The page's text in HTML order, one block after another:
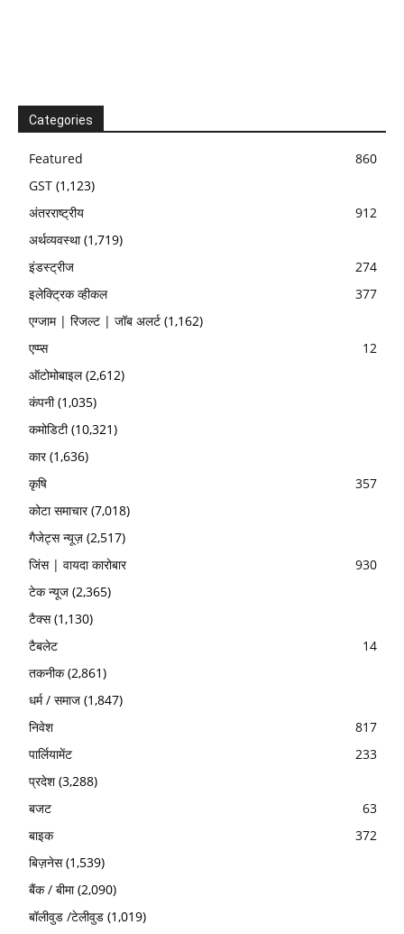
Categories
Featured
860
GST (1,123)
अंतरराष्ट्रीय
912
अर्थव्यवस्था(1,719)
इंडस्ट्रीज
274
इलेक्ट्रिक व्हीकल
377
एग्जाम | रिजल्ट | जॉब अलर्ट (1,162)
एप्प्स
12
ऑटोमोबाइल(2,612)
कंपनी(1,035)
कमोडिटी(10,321)
कार(1,636)
कृषि
357
कोटा समाचार(7,018)
गैजेट्स न्यूज़ (2,517)
जिंस | वायदा कारोबार
930
टेक न्यूज (2,365)
टैक्स(1,130)
टैबलेट
14
तकनीक(2,861)
धर्म / समाज (1,847)
निवेश
817
पार्लियामेंट
233
प्रदेश(3,288)
बजट
63
बाइक
372
बिज़नेस(1,539)
बैंक / बीमा(2,090)
बॉलीवुड /टेलीवुड (1,019)